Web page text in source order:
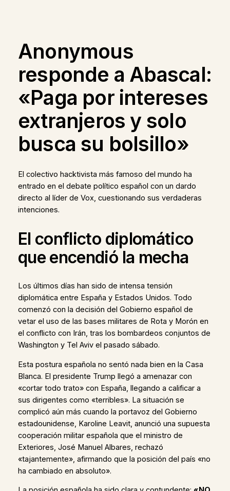
Anonymous
responde a Abascal:
«Paga por intereses
extranjeros y solo
busca su bolsillo»
El colectivo hacktivista más famoso del mundo ha
entrado en el debate político español con un dardo
directo al líder de Vox, cuestionando sus verdaderas
intenciones.
El conflicto diplomático
que encendió la mecha
Los últimos días han sido de intensa tensión
diplomática entre España y Estados Unidos. Todo
comenzó con la decisión del Gobierno español de
vetar el uso de las bases militares de Rota y Morón en
el conflicto con Irán, tras los bombardeos conjuntos de
Washington y Tel Aviv el pasado sábado.
Esta postura española no sentó nada bien en la Casa
Blanca. El presidente Trump llegó a amenazar con
«cortar todo trato» con España, llegando a calificar a
sus dirigentes como «terribles». La situación se
complicó aún más cuando la portavoz del Gobierno
estadounidense, Karoline Leavit, anunció una supuesta
cooperación militar española que el ministro de
Exteriores, José Manuel Albares, rechazó
«tajantemente», afirmando que la posición del país «no
ha cambiado en absoluto».